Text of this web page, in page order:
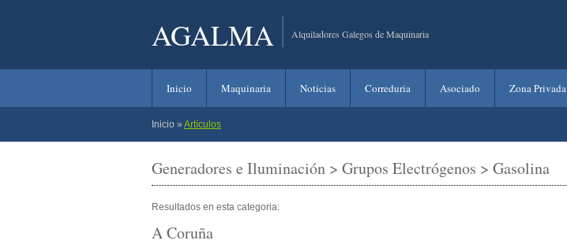
AGALMA Alquiladores Galegos de Maquinaria
Inicio Maquinaria Noticias Correduria Asociado Zona Privada
Inicio » Artículos
Generadores e Iluminación > Grupos Electrógenos > Gasolina
Resultados en esta categoria:
A Coruña